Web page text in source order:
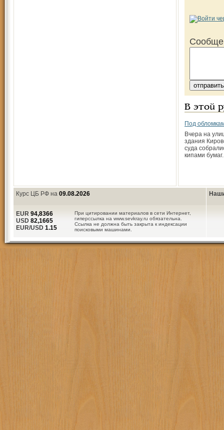
В этой
Под
Вчера на
здания
суда
кипами
Курс ЦБ РФ на 09.08.2026
При цитировании материалов в сети Интернет,
гиперссылка на www.sevkray.ru обязательна.
Ссылка не должна быть закрыта к индексации
поисковыми машинами.
EUR 94,8366
USD 82,1665
EUR/USD 1.15